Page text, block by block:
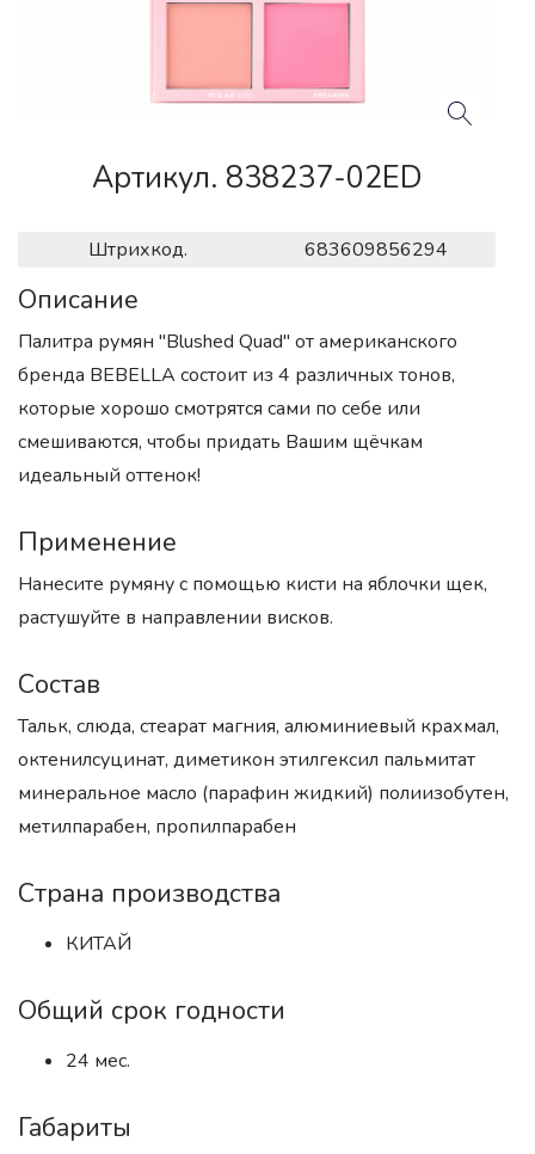
Артикул. 838237-02ED
Штрихкод. 683609856294
Описание
Палитра румян "Blushed Quad" от американского
бренда BEBELLA состоит из 4 различных тонов,
которые хорошо смотрятся сами по себе или
смешиваются, чтобы придать Вашим щёчкам
идеальный оттенок!
Применение
Нанесите румяну с помощью кисти на яблочки щек,
растушуйте в направлении висков.
Состав
Тальк, слюда, стеарат магния, алюминиевый крахмал,
октенилсуцинат, диметикон этилгексил пальмитат
минеральное масло (парафин жидкий) полиизобутен,
метилпарабен, пропилпарабен
Страна производства
КИТАЙ
Общий срок годности
24 мес.
Габариты